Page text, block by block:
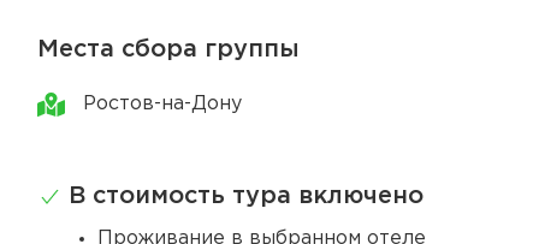
Места сбора группы
Ростов-на-Дону
В стоимость тура включено
Проживание в выбранном отеле